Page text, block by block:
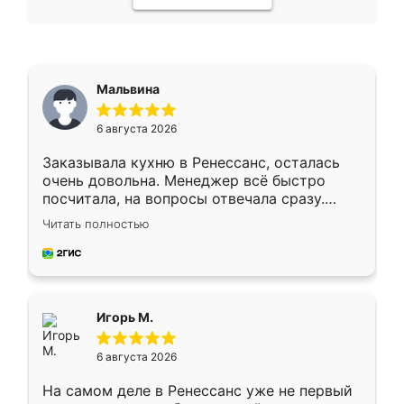
Мальвина
6 августа 2026
Заказывала кухню в Ренессанс, осталась
очень довольна. Менеджер всё быстро
посчитала, на вопросы отвечала сразу.
Замерщик приехал в субботу, подошёл к
делу со всей ответственностью. Собрали
за день, ребята работали аккуратно, даже
Читать полностью
Игорь М.
6 августа 2026
На самом деле в Ренессанс уже не первый